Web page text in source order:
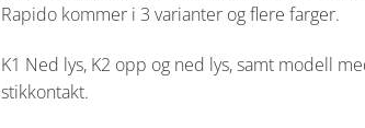
Rapido kommer i 3 varianter og flere farger.
K1 Ned lys, K2 opp og ned lys, samt modell
stikkontakt.